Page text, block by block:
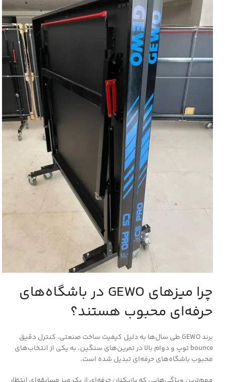
چرا میزهای GEWO در باشگاه‌های
حرفه‌ای محبوب هستند؟
برند GEWO طی سال‌ها به دلیل کیفیت ساخت صنعتی، کنترل دقیق
bounce توپ و دوام بالا در تمرین‌های سنگین، به یکی از انتخاب‌های
محبوب باشگاه‌های حرفه‌ای تبدیل شده است.